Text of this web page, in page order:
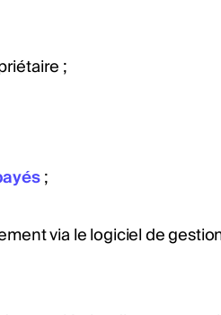
;
;
via le logiciel de